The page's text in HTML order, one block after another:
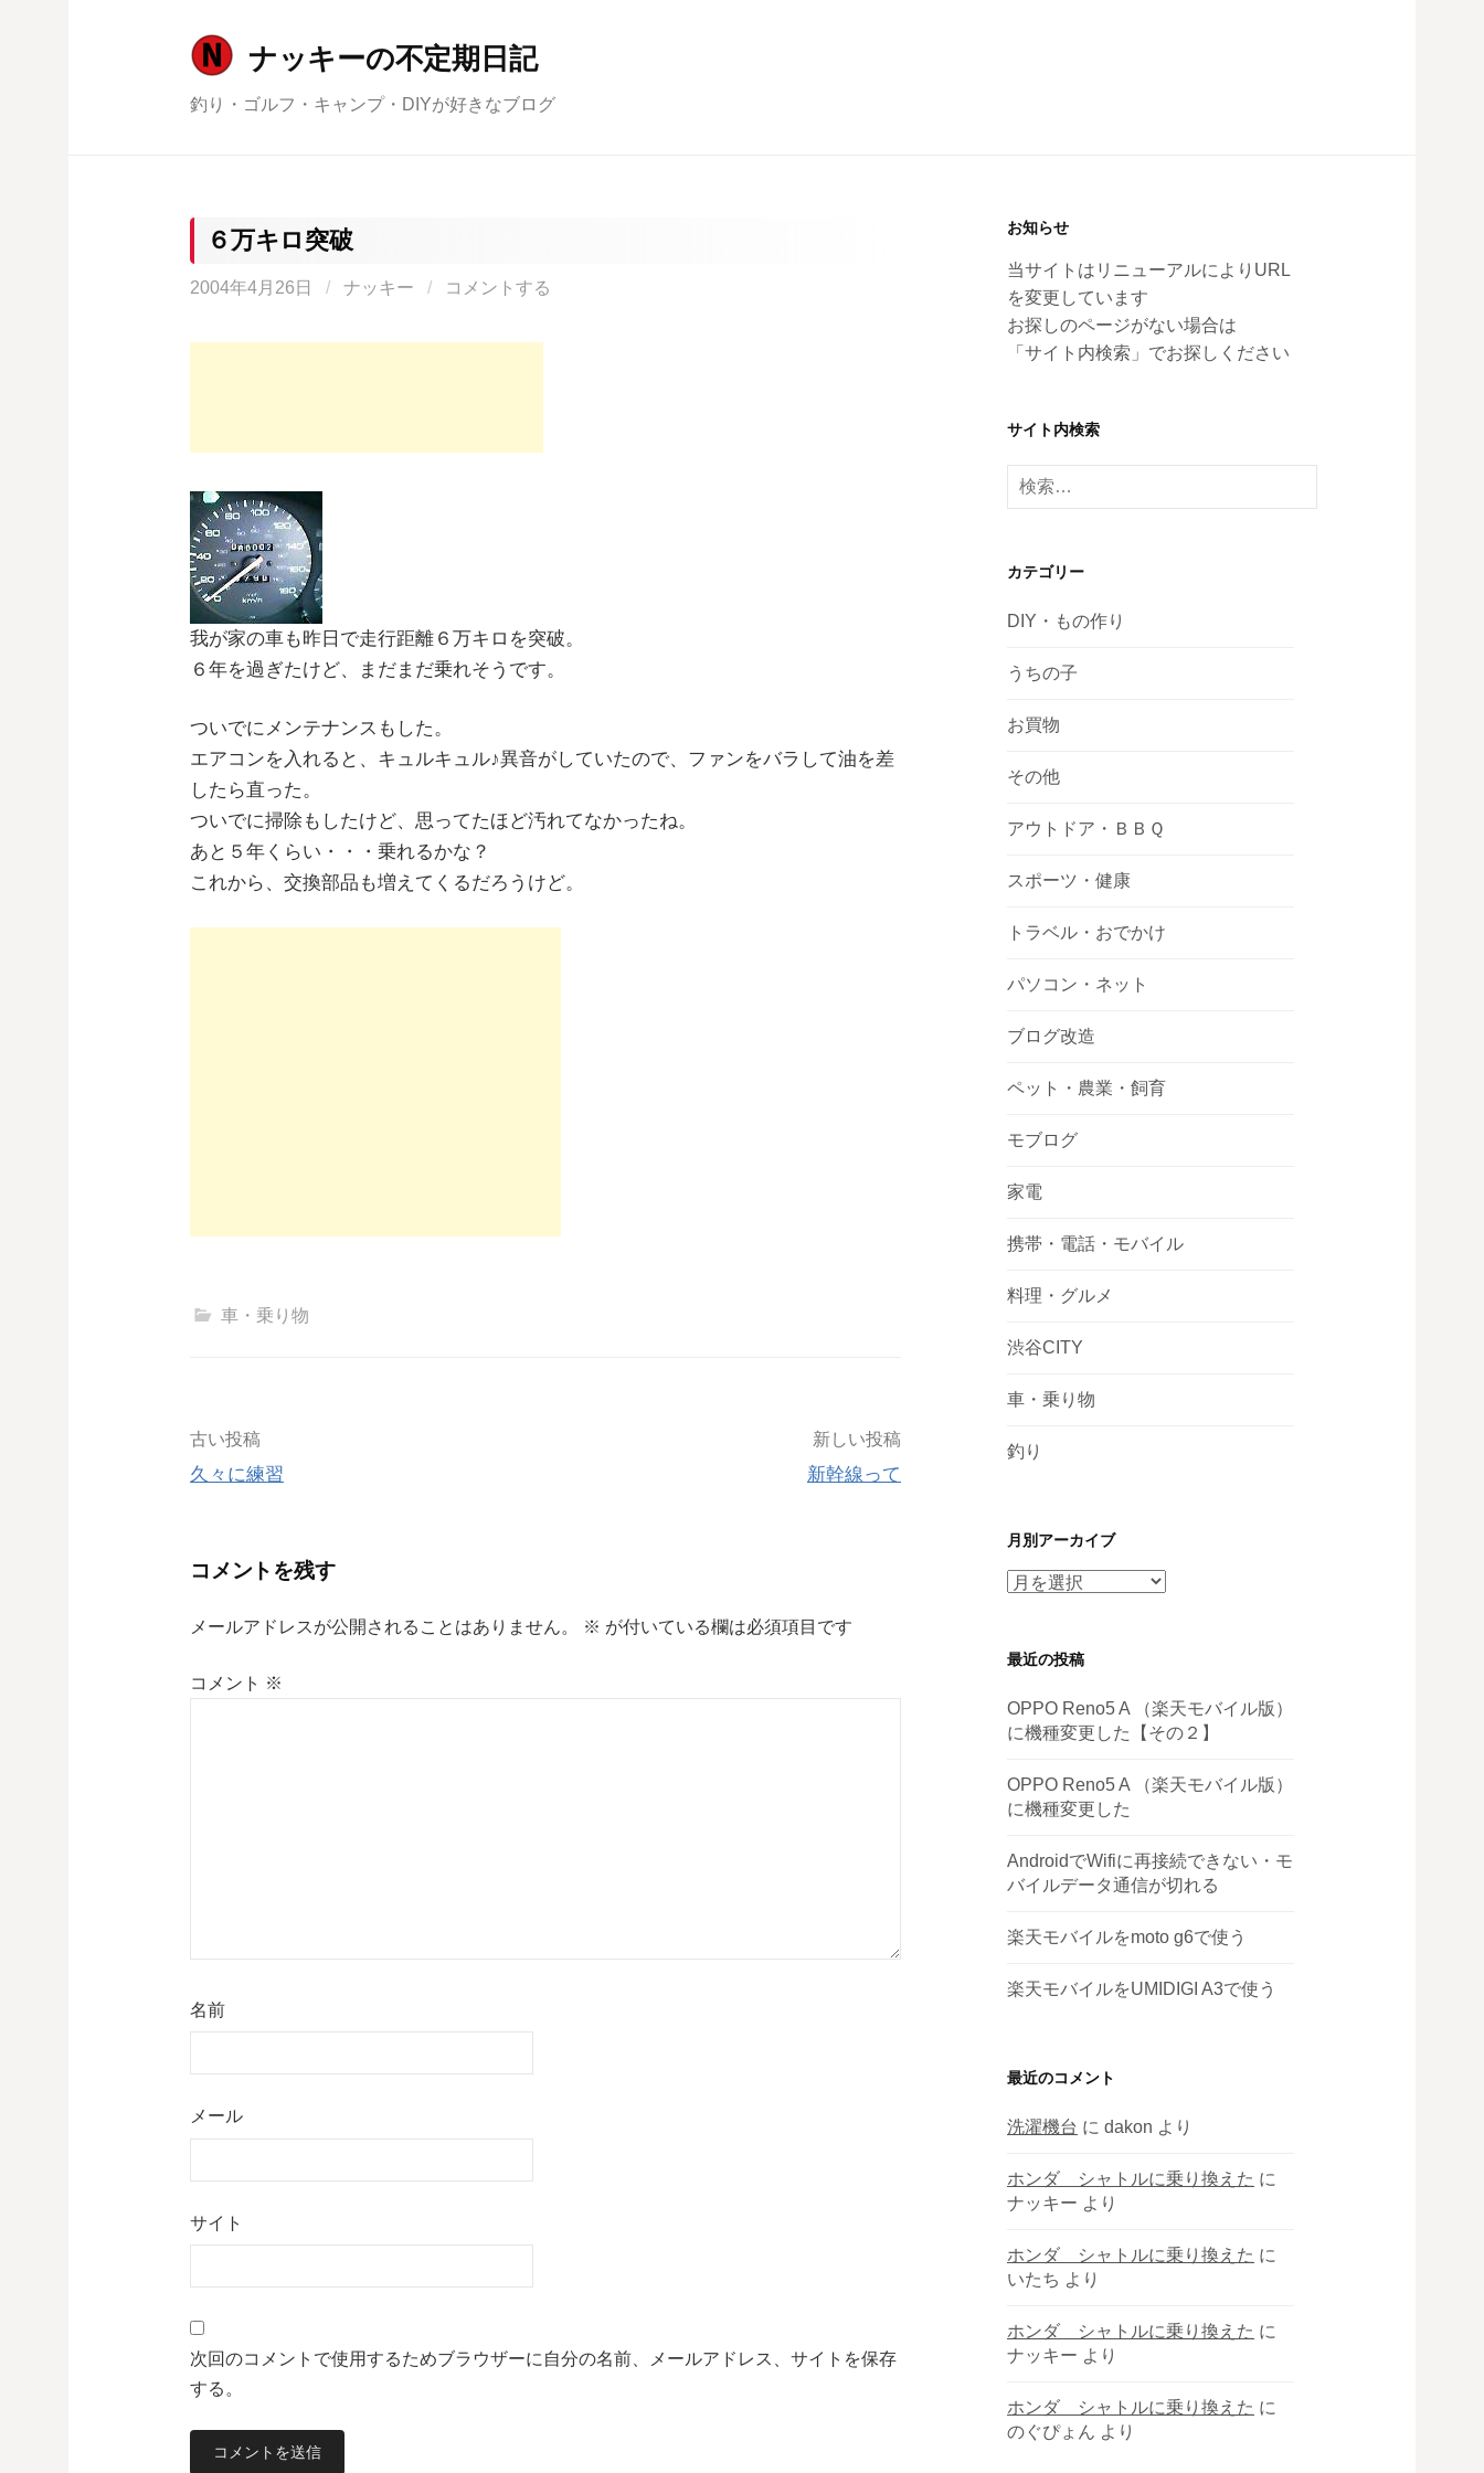
ナッキーの不定期日記
釣り・ゴルフ・キャンプ・DIYが好きなブログ
６万キロ突破
2004年4月26日 / ナッキー / コメントする
我が家の車も昨日で走行距離６万キロを突破。
６年を過ぎたけど、まだまだ乗れそうです。
ついでにメンテナンスもした。
エアコンを入れると、キュルキュル♪異音がしていたので、ファンをバラして油を差
したら直った。
ついでに掃除もしたけど、思ってたほど汚れてなかったね。
あと５年くらい・・・乗れるかな？
これから、交換部品も増えてくるだろうけど。
車・乗り物
投
ナ
ー
古い投稿
久々に練習
新しい投稿
新幹線って
コメントを残す
メールアドレスが公開されることはありません。 ※ が付いている欄は必須項目です
コメント ※
名前
メール
サイト
次回のコメントで使用するためブラウザーに自分の名前、メールアドレス、サイトを保存
する。
お知らせ
当サイトはリニューアルによりURL
を変更しています
お探しのページがない場合は
「サイト内検索」でお探しください
サイト内検索
検
索:
カテゴリー
DIY・もの作り
うちの子
お買物
その他
アウトドア・ＢＢＱ
スポーツ・健康
トラベル・おでかけ
パソコン・ネット
ブログ改造
ペット・農業・飼育
モブログ
家電
携帯・電話・モバイル
料理・グルメ
渋谷CITY
車・乗り物
釣り
月別アーカイブ
月
ー
イ
ブ
最近の投稿
OPPO Reno5 A （楽天モバイル版）
に機種変更した【その２】
OPPO Reno5 A （楽天モバイル版）
に機種変更した
AndroidでWifiに再接続できない・モ
バイルデータ通信が切れる
楽天モバイルをmoto g6で使う
楽天モバイルをUMIDIGI A3で使う
最近のコメント
洗濯機台 に dakon より
ホンダ シャトルに乗り換えた に
ナッキー より
ホンダ シャトルに乗り換えた に
いたち より
ホンダ シャトルに乗り換えた に
ナッキー より
ホンダ シャトルに乗り換えた に
のぐぴょん より